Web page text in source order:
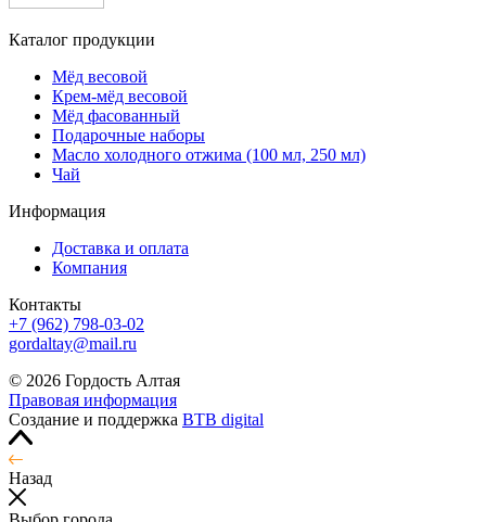
Каталог продукции
Мёд весовой
Крем-мёд весовой
Мёд фасованный
Подарочные наборы
Масло холодного отжима (100 мл, 250 мл)
Чай
Информация
Доставка и оплата
Компания
Контакты
+7 (962) 798-03-02
gordaltay@mail.ru
© 2026 Гордость Алтая
Правовая информация
Создание и поддержка BTB digital
Назад